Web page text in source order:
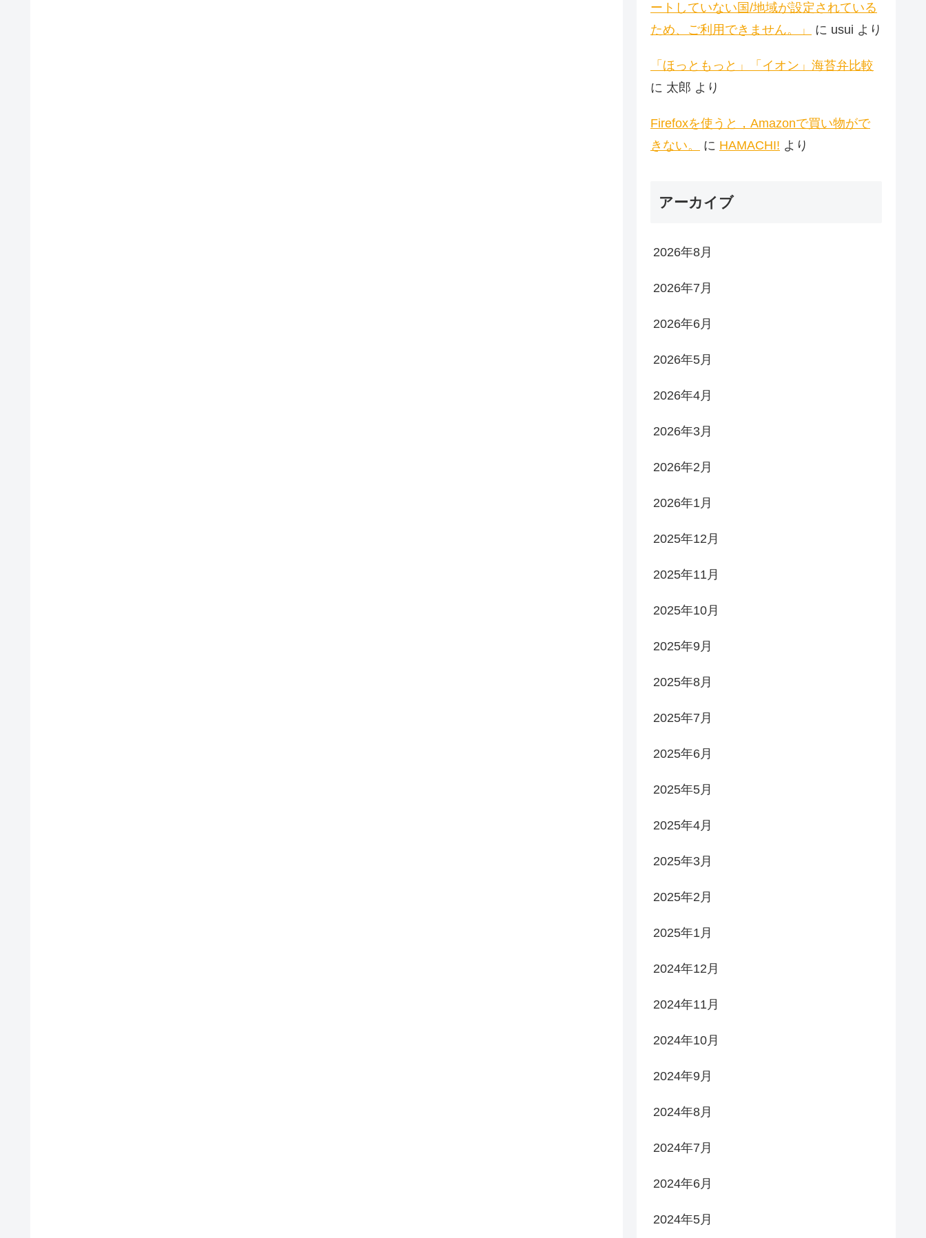
ートしていない国/地域が設定されている
ため、ご利用できません。」
に usui より
「ほっともっと」「イオン」海苔弁比較
に 太郎 より
Firefoxを使うと，Amazonで買い物がで
きない。
に HAMACHI! より
アーカイブ
2026年8月
2026年7月
2026年6月
2026年5月
2026年4月
2026年3月
2026年2月
2026年1月
2025年12月
2025年11月
2025年10月
2025年9月
2025年8月
2025年7月
2025年6月
2025年5月
2025年4月
2025年3月
2025年2月
2025年1月
2024年12月
2024年11月
2024年10月
2024年9月
2024年8月
2024年7月
2024年6月
2024年5月